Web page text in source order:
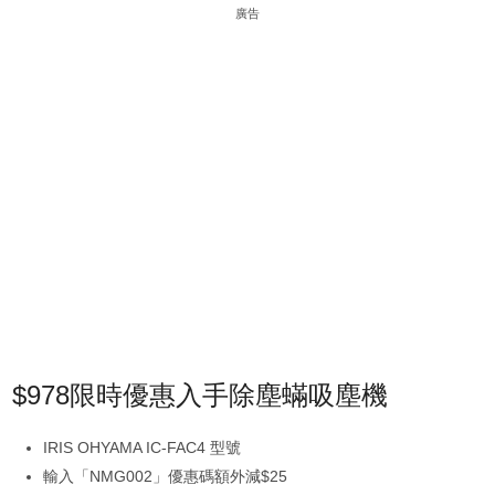
廣告
$978限時優惠入手除塵蟎吸塵機
IRIS OHYAMA IC-FAC4 型號
輸入「NMG002」優惠碼額外減$25